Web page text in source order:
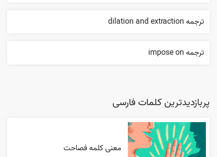
ترجمه dilation and extraction
ترجمه impose on
پربازدیدترین کلمات فارسی
معنی کلمه فصاحت